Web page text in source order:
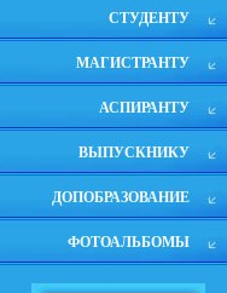
СТУДЕНТУ
МАГИСТРАНТУ
АСПИРАНТУ
ВЫПУСКНИКУ
ДОПОБРАЗОВАНИЕ
ФОТОАЛЬБОМЫ